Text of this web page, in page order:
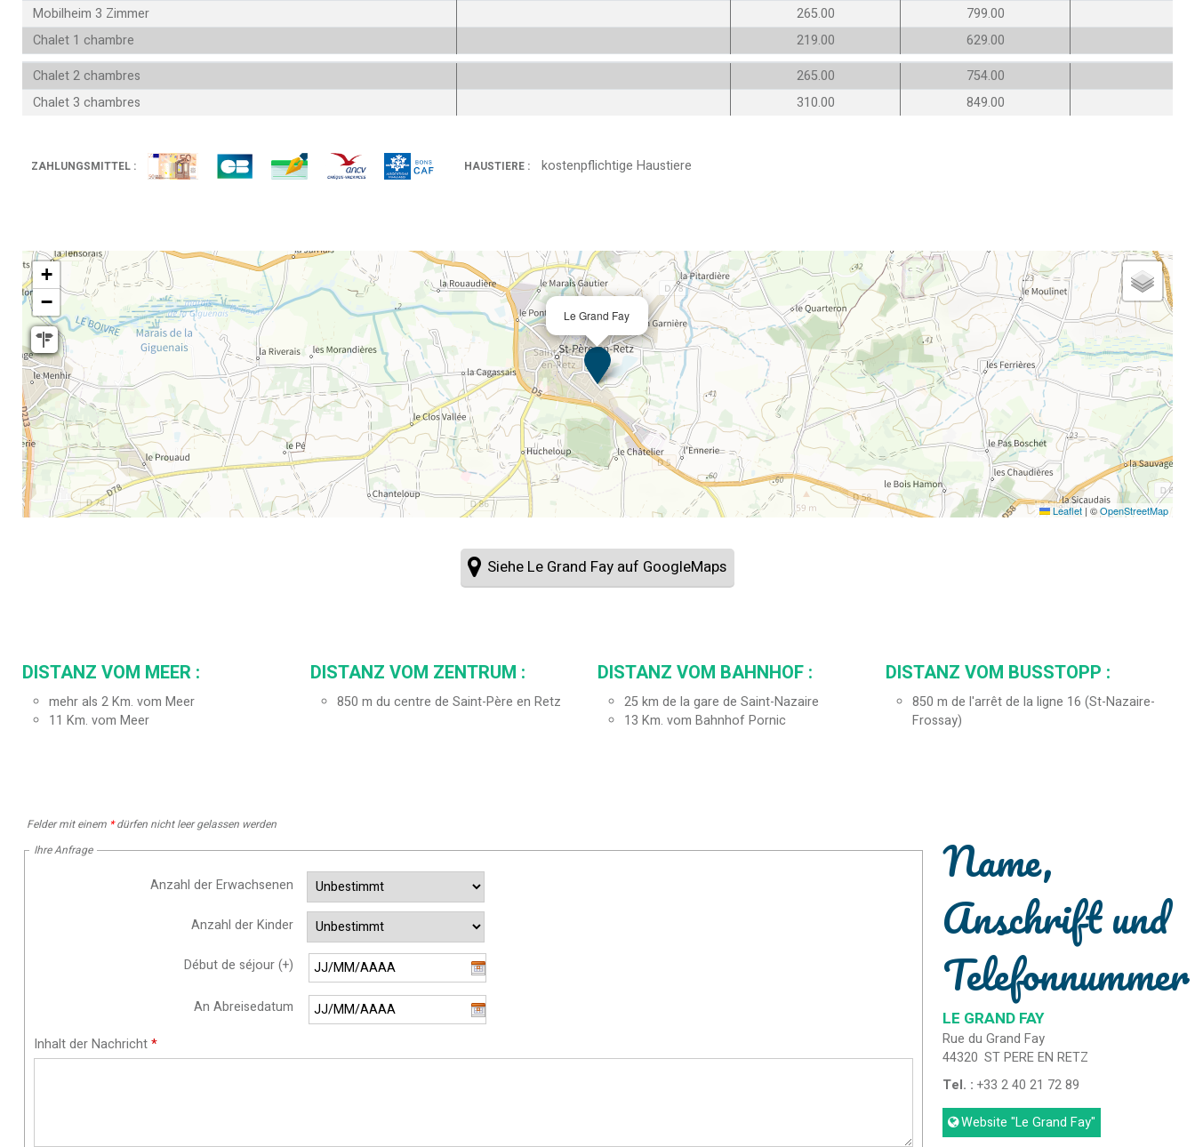
Mobilheim 3 Zimmer
265.00
799.00
Chalet 1 chambre
219.00
629.00
Chalet 2 chambres
265.00
754.00
Chalet 3 chambres
310.00 849.00
ZAHLUNGSMITTEL : HAUSTIERE : kostenpflichtige Haustiere
Le Grand Fay
+
−
Leaflet | ©OpenStreetMap
Siehe Le Grand Fay auf GoogleMaps
DISTANZ VOM MEER :
mehr als 2 Km. vom Meer
11 Km. vom Meer
DISTANZ VOM ZENTRUM :
850 m du centre de Saint-Père en Retz
DISTANZ VOM BAHNHOF :
25km de la gare de Saint-Nazaire
13 Km. vom Bahnhof Pornic
DISTANZ VOM BUSSTOPP :
850 m de l'arrêt de la ligne 16 (St-Nazaire-
Frossay)
Felder mit einem *dürfen nicht leer gelassen werden
Ihre Anfrage
Anzahl der Erwachsenen
Anzahl der Kinder
Début de séjour (+)
An Abreisedatum
Inhalt der Nachricht*
Name,
Anschrift und
Telefonnummer
LE GRAND FAY
Rue du Grand Fay
44320 ST PERE EN RETZ
Tel. :+33 2 40 21 72 89
Website "Le Grand Fay"